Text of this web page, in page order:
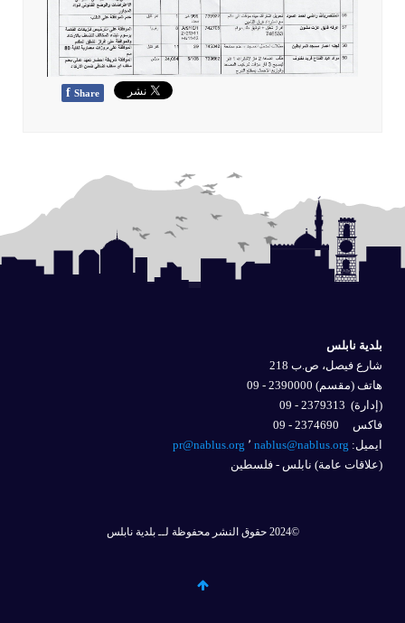
f Share
بلدية نابلس
شارع فيصل، ص.ب 218
هاتف (مقسم) 2390000 - 09
(إدارة)
فاكس 2374690 - 09
ايميل: nablus@nablus.org
pr@nablus.org
(علاقات عامة) نابلس - فلسطين
©2024 حقوق النشر محفوظة لــ بلدية نابلس